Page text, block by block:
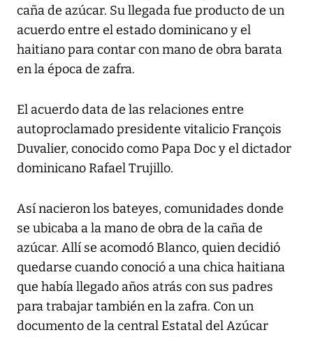
caña de azúcar. Su llegada fue producto de un
acuerdo entre el estado dominicano y el
haitiano para contar con mano de obra barata
en la época de zafra.
El acuerdo data de las relaciones entre
autoproclamado presidente vitalicio François
Duvalier, conocido como Papa Doc y el dictador
dominicano Rafael Trujillo.
Así nacieron los bateyes, comunidades donde
se ubicaba a la mano de obra de la caña de
azúcar. Allí se acomodó Blanco, quien decidió
quedarse cuando conoció a una chica haitiana
que había llegado años atrás con sus padres
para trabajar también en la zafra. Con un
documento de la central Estatal del Azúcar